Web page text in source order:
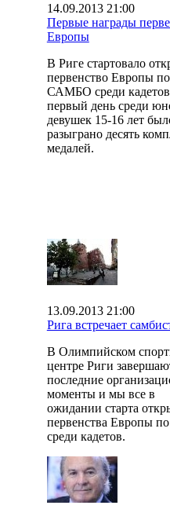
14.09.2013 21:00
Первые награды
Европы
В Риге стартовало
первенство Европы по
САМБО среди
первый день среди
девушек 15-16 лет
разыграно десять
медалей.
13.09.2013 21:00
Рига встречает
В Олимпийском
центре Риги
последние
моменты и мы все в
ожидании старта
первенства Европы
среди кадетов.